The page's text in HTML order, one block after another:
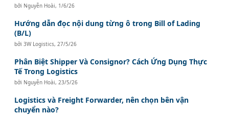
bởi Nguyễn Hoài, 1/6/26
Hướng dẫn đọc nội dung từng ô trong Bill of Lading
(B/L)
bởi3W Logistics, 27/5/26
Phân Biệt Shipper Và Consignor? Cách Ứng Dụng Thực
Tế Trong Logistics
bởi Nguyễn Hoài, 23/5/26
Logistics và Freight Forwarder, nên chọn bên vận
chuyển nào?